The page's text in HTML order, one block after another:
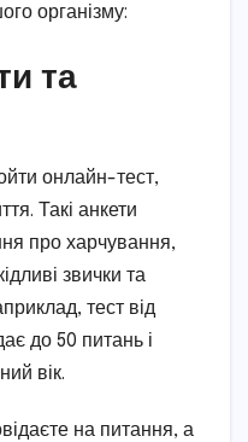
організму:
та
онлайн-тест,
Такі анкети
про харчування,
звички та
тест від
до 50 питань і
вік.
на питання, а